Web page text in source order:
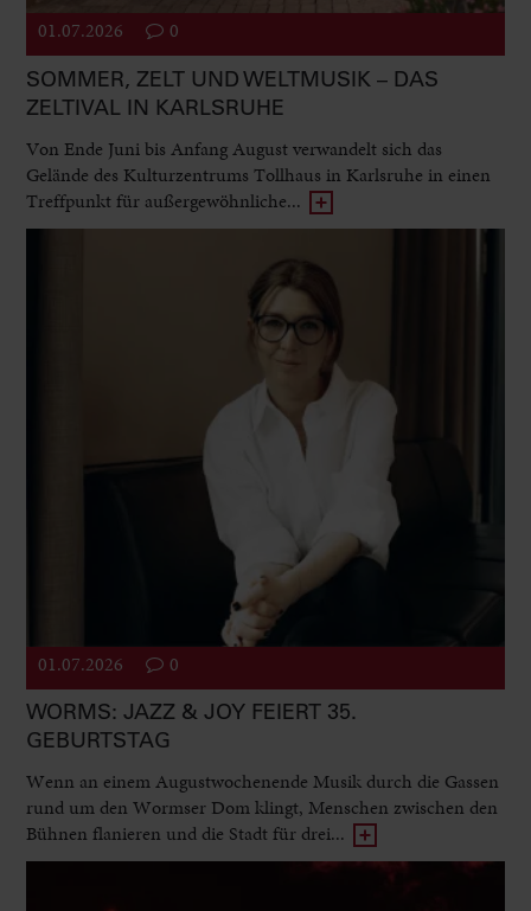
01.07.2026 0
SOMMER, ZELT UND WELTMUSIK – DAS
ZELTIVAL IN KARLSRUHE
Von Ende Juni bis Anfang August verwandelt sich das
Gelände des Kulturzentrums Tollhaus in Karlsruhe in einen
Treffpunkt für außergewöhnliche...
01.07.2026 0
WORMS: JAZZ & JOY FEIERT 35.
GEBURTSTAG
Wenn an einem Augustwochenende Musik durch die Gassen
rund um den Wormser Dom klingt, Menschen zwischen den
Bühnen flanieren und die Stadt für drei...